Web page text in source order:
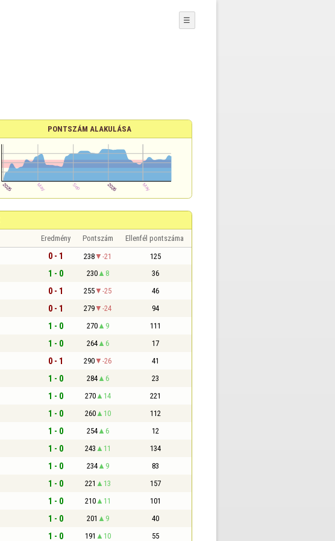
☰
PONTSZÁM ALAKULÁSA
Eredmény Pontszám Ellenfél pontszáma
0 - 1 238 -21 125
1 - 0 230 8 36
0 - 1 255 -25 46
0 - 1 279 -24 94
1 - 0 270 9 111
1 - 0 264 6 17
0 - 1 290 -26 41
1 - 0 284 6 23
1 - 0 270 14 221
1 - 0 260 10 112
1 - 0 254 6 12
1 - 0 243 11 134
1 - 0 234 9 83
1 - 0 221 13 157
1 - 0 210 11 101
1 - 0 201 9 40
1 - 0 191 10 55